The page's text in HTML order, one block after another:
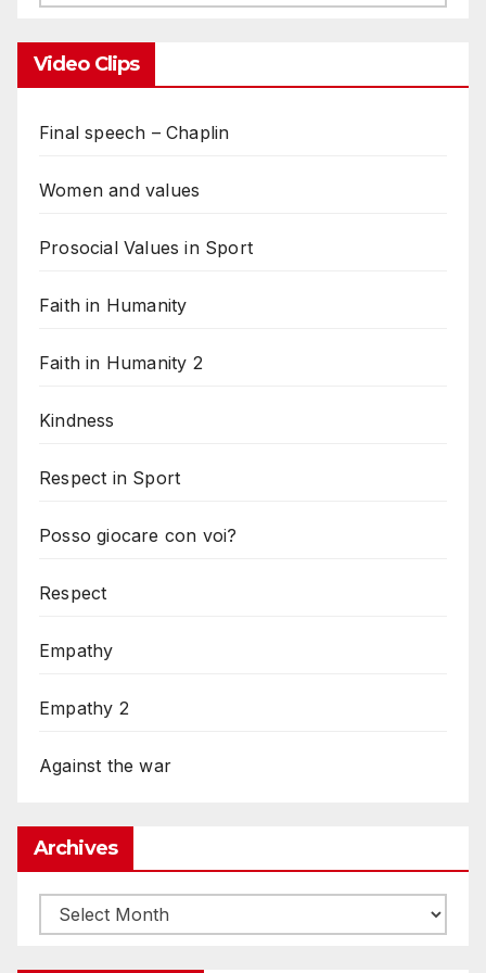
Video Clips
Final speech – Chaplin
Women and values
Prosocial Values in Sport
Faith in Humanity
Faith in Humanity 2
Kindness
Respect in Sport
Posso giocare con voi?
Respect
Empathy
Empathy 2
Against the war
Archives